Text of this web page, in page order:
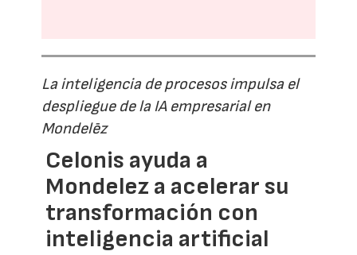
La inteligencia de procesos impulsa el
despliegue de la IA empresarial en
Mondelēz
Celonis ayuda a
Mondelez a acelerar su
transformación con
inteligencia artificial